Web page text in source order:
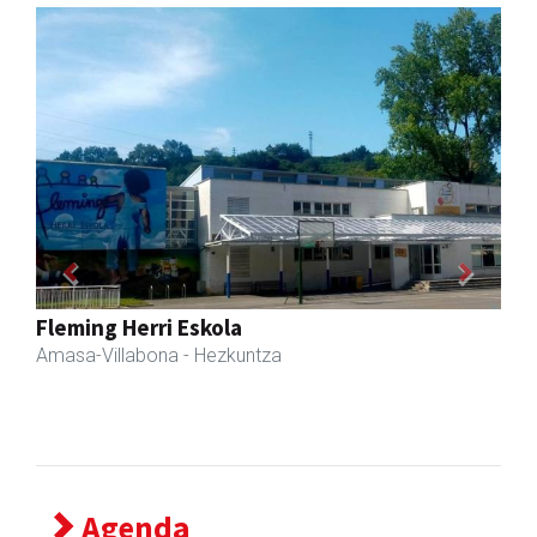
Sahatsa belar-denda eta dietetika zentrua
Amasa-Villabona - Belar-denda
Previous Next
Agenda